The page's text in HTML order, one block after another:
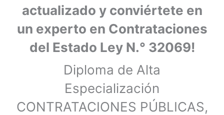
actualizado y conviértete en
un experto en Contrataciones
del Estado Ley N.° 32069!
Diploma de Alta
Especialización
CONTRATACIONES PÚBLICAS,